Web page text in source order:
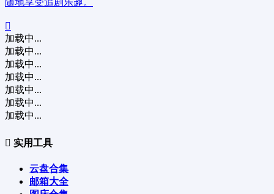
随地享受追剧乐趣。
加载中...
加载中...
加载中...
加载中...
加载中...
加载中...
加载中...
实用工具
云盘合集
邮箱大全